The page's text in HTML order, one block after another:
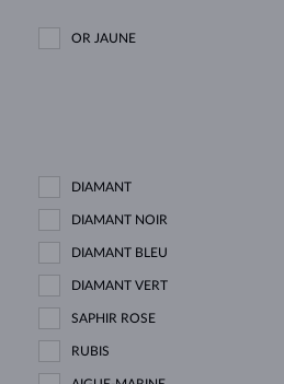
OR JAUNE
DIAMANT
DIAMANT NOIR
DIAMANT BLEU
DIAMANT VERT
SAPHIR ROSE
RUBIS